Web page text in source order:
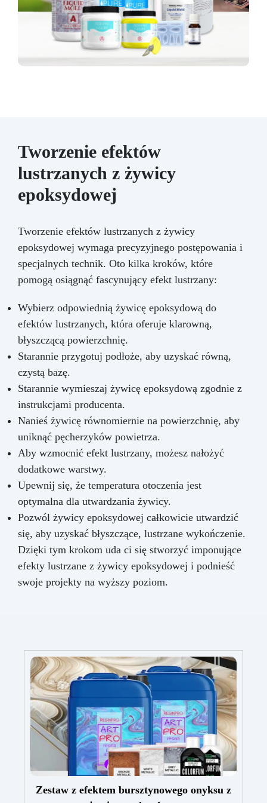
Tworzenie efektów
lustrzanych z żywicy
epoksydowej
Tworzenie efektów lustrzanych z żywicy
epoksydowej wymaga precyzyjnego postępowania i
specjalnych technik. Oto kilka kroków, które
pomogą osiągnąć fascynujący efekt lustrzany:
Wybierz odpowiednią żywicę epoksydową do
efektów lustrzanych, która oferuje klarowną,
błyszczącą powierzchnię.
Starannie przygotuj podłoże, aby uzyskać równą,
czystą bazę.
Starannie wymieszaj żywicę epoksydową zgodnie z
instrukcjami producenta.
Nanieś żywicę równomiernie na powierzchnię, aby
uniknąć pęcherzyków powietrza.
Aby wzmocnić efekt lustrzany, możesz nałożyć
dodatkowe warstwy.
Upewnij się, że temperatura otoczenia jest
optymalna dla utwardzania żywicy.
Pozwól żywicy epoksydowej całkowicie utwardzić
się, aby uzyskać błyszczące, lustrzane wykończenie.
Dzięki tym krokom uda ci się stworzyć imponujące
efekty lustrzane z żywicy epoksydowej i podnieść
swoje projekty na wyższy poziom.
Zestaw z efektem bursztynowego onyksu z